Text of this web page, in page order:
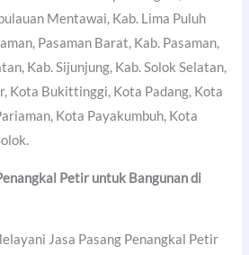
Mentawai, Kab. Lima Puluh
Pasaman Barat, Kab. Pasaman,
Kab. Sijunjung, Kab. Solok Selatan,
Kota Bukittinggi, Kota Padang, Kota
Kota Payakumbuh, Kota
Petir untuk Bangunan di
Jasa Pasang Penangkal Petir